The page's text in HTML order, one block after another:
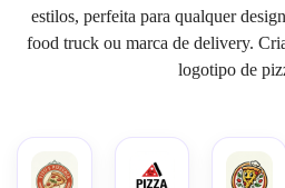
estilos, perfeita para qualquer
food truck ou marca de delivery.
logotipo de